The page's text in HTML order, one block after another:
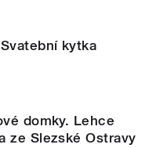
kytka
domky. Lehce
ze Slezské Ostravy